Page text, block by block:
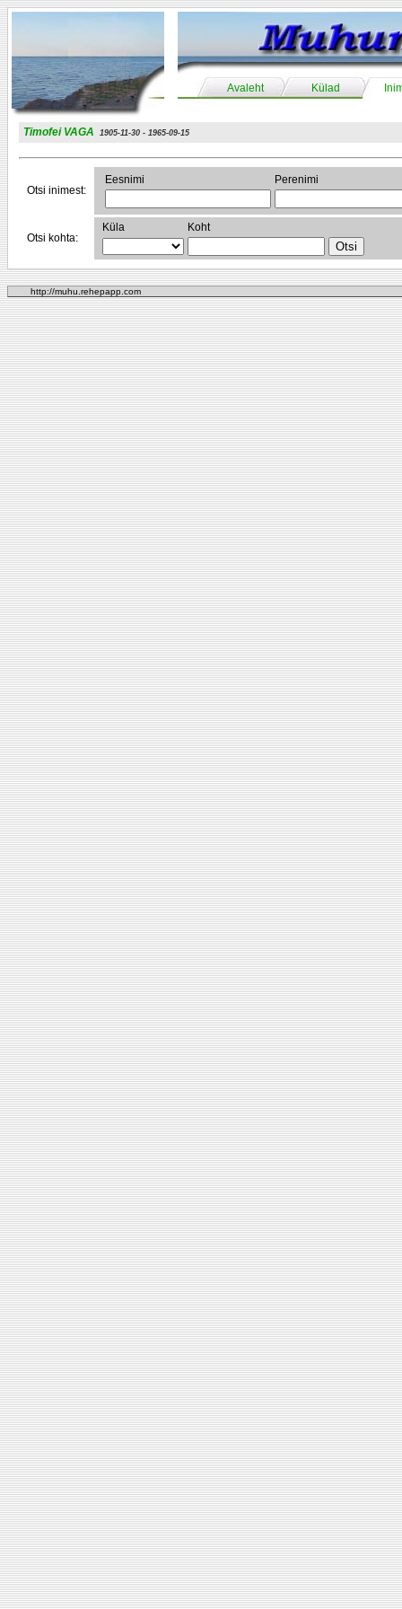
Avaleht Külad
Timofei VAGA 1905-11-30 - 1965-09-15
Otsi inimest:
Eesnimi Perenimi
Otsi kohta:
Küla Koht
http://muhu.rehepapp.com